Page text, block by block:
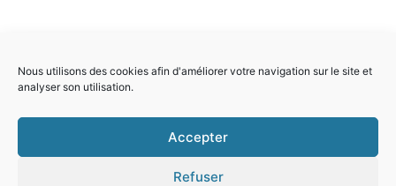
© Que Tal Paris ? 2026
Nous utilisons des cookies afin d'améliorer votre navigation sur le site et
analyser son utilisation.
Accepter
Refuser